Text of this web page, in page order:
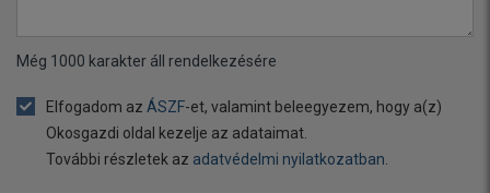
Még 1000 karakter áll rendelkezésére
Elfogadom az ÁSZF-et, valamint beleegyezem, hogy a(z)
Okosgazdi oldal kezelje az adataimat.
További részletek az adatvédelmi nyilatkozatban